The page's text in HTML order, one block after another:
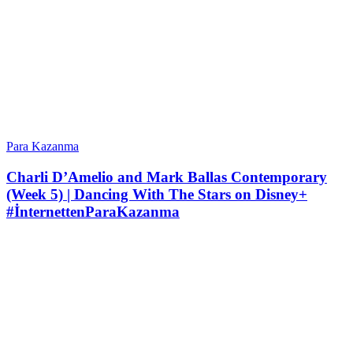
Para Kazanma
Charli D’Amelio and Mark Ballas Contemporary
(Week 5) | Dancing With The Stars on Disney+
#İnternettenParaKazanma